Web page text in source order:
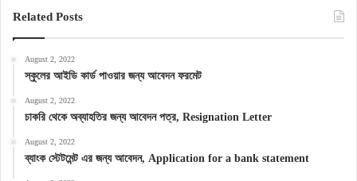
Related Posts
August 2, 2022
স্কুলের আইডি কার্ড পাওয়ার জন্য আবেদন ফরমেট
August 2, 2022
চাকরি থেকে অব্যাহতির জন্য আবেদন পত্র, Resignation Letter
August 2, 2022
ব্যাংক স্টেটমেন্ট এর জন্য আবেদন, Application for a bank statement